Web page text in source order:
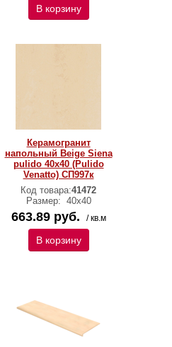
В корзину
Керамогранит
напольный Beige Siena
pulido 40х40 (Pulido
Venatto) СП997к
Код товара:41472
Размер: 40х40
663.89 руб. / кв.м
В корзину